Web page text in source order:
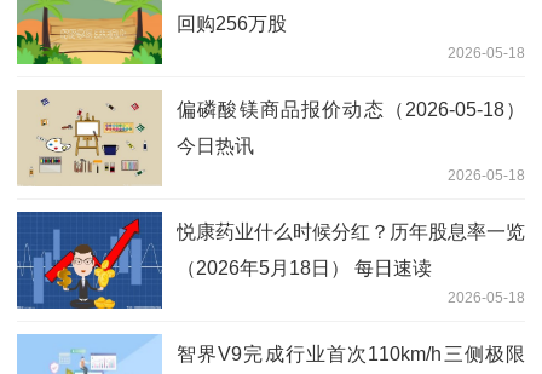
回购256万股
2026-05-18
偏磷酸镁商品报价动态（2026-05-18）
今日热讯
2026-05-18
悦康药业什么时候分红？历年股息率一览
（2026年5月18日） 每日速读
2026-05-18
智界V9完成行业首次110km/h三侧极限